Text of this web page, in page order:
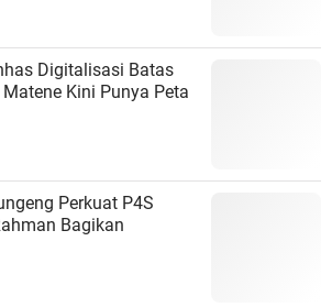
Digitalisasi Batas
Kini Punya Peta
Perkuat P4S
Bagikan